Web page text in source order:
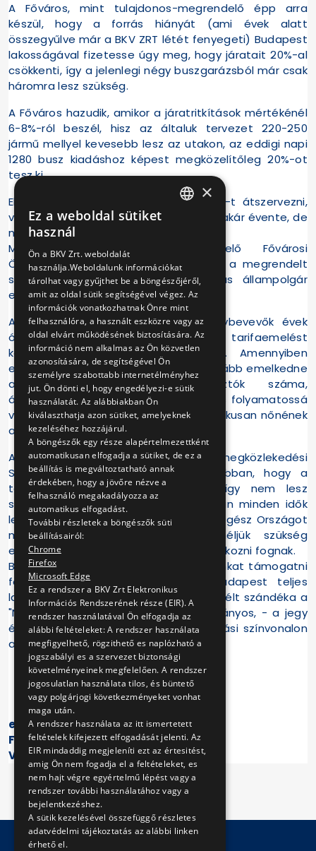
A Főváros, mint tulajdonos-megrendelő épp arra
készül, hogy a forrás hiányát (ami évek alatt
összegyűlve már a BKV ZRT létét fenyegeti) Budapest
lakosságával fizetesse úgy meg, hogy járatait 20%-al
csökkenti, így a jelenlegi négy buszgarázsból már csak
háromra lesz szükség.
A Főváros hazudik, amikor a járatritkítások mértékénél
6-8%-ról beszél, hisz az általuk tervezet 220-250
jármű mellyel kevesebb lesz az utakon, az eddigi napi
1280 busz kiadáshoz képest megközelítőleg 20%-ot
tesz ki.
Ebben a helyzetben lehet a BKV ZRt-t átszervezni,
vagy épp a menedzsment-et cserélni akár évente, de
nem ez fogja a megoldást hozni.
Megoldás a tulajdonos-megrendelő Fővárosi
Önkormányzat kezében van. Fizessen a megrendelt
szolgáltatás után, mint minden más állampolgár
ebben az országban.
A budapesti tömegközlekedést igénybevevők évek
óta az infláció mértékénél nagyobb tarifaemelést
kénytelenek elviselni és megfizetni. Amennyiben
elfogadnák ezt a tervezetet, akkor tovább emelkedne
az egyéni közlekedést választók száma,
állandósulnának a közlekedési dugók, s folyamatossá
válna a szmogveszély, valamint drasztikusan nőnének
a várakozásai idők.
A BKV ZRt.-nél működő Városi Tömegközlekedési
Szakszervezetek Szövetsége bízik abban, hogy a
tárgyalások eredményre vezetnek, így nem lesz
szükség a hazai viszonyok között talán minden idők
legnagyobb a Fővárost, vagy akár az egész Országot
megbénító sztrájkra, melyhez reméljük szükség
esetén a társ szakszervezetek is csatlakozni fognak.
Bízunk benne, hogy esetleges sztrájkunkat támogatni
fogja az utazó közönségünk és Budapest teljes
lakossága, hisz szakszervezeteink eltökélt szándéka a
"Nagybudapestiek" számára egy méltányos, - a jegy
és bérletárakhoz igazodó - szolgáltatási színvonalon
alapuló tömegközlekedés biztosítása.
V T D S Z S Z
ez ügyben nyilatkozó:
Földényi György
VTDSZSZ elnök.h
×
Ez a weboldal sütiket
használ
Ön a BKV Zrt. weboldalát
használja.Weboldalunk információkat
tárolhat vagy gyűjthet be a böngészőjéről,
amit az oldal sütik segítségével végez. Az
információk vonatkozhatnak Önre mint
felhasználóra, a használt eszközre vagy az
oldal elvárt működésének biztosítására. Az
információ nem alkalmas az Ön közvetlen
azonosítására, de segítségével Ön
személyre szabottabb internetélményhez
jut. Ön dönti el, hogy engedélyezi-e sütik
használatát. Az alábbiakban Ön
kiválaszthatja azon sütiket, amelyeknek
kezeléséhez hozzájárul.
A böngészők egy része alapértelmezettként
automatikusan elfogadja a sütiket, de ez a
beállítás is megváltoztatható annak
érdekében, hogy a jövőre nézve a
felhasználó megakadályozza az
automatikus elfogadást.
További részletek a böngészők süti
beállításairól:
Chrome
Firefox
Microsoft Edge
Ez a rendszer a BKV Zrt Elektronikus
Információs Rendszerének része (EIR). A
rendszer használatával Ön elfogadja az
alábbi feltételeket: A rendszer használata
megfigyelhető, rögzithető es naplózható a
jogszabályi es a szervezet biztonsági
követelményeinek megfelelően. A rendszer
jogosulatlan használata tilos, és büntető
vagy polgárjogi következményeket vonhat
maga után.
A rendszer használata az itt ismertetett
feltételek kifejezett elfogadását jelenti. Az
EIR mindaddig megjeleníti ezt az értesitést,
amig Ön nem fogadja el a feltételeket, es
nem hajt végre egyértelmű lépést vagy a
rendszer további használatához vagy a
bejelentkezéshez.
A sütik kezelésével összefüggő részletes
adatvédelmi tájékoztatás az alábbi linken
érhető el.